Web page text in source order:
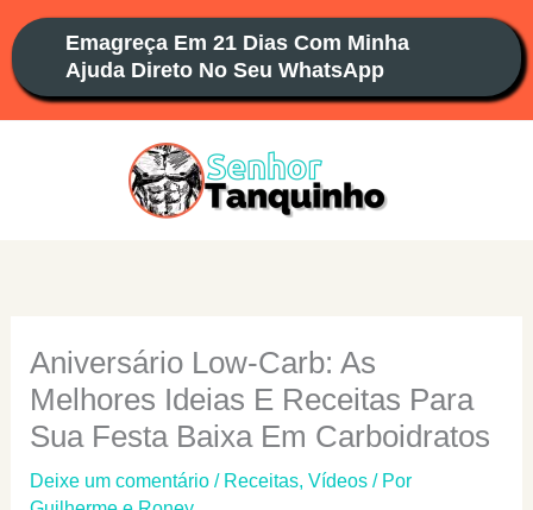
para
conteúdo
Emagreça Em 21 Dias Com Minha
Ajuda Direto No Seu WhatsApp
Aniversário Low-Carb: As
Melhores Ideias E Receitas Para
Sua Festa Baixa Em Carboidratos
Deixe um comentário / Receitas, Vídeos/ Por